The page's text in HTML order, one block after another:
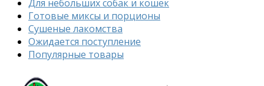
Для небольших собак и кошек
Готовые миксы и порционы
Сушеные лакомства
Ожидается поступление
Популярные товары